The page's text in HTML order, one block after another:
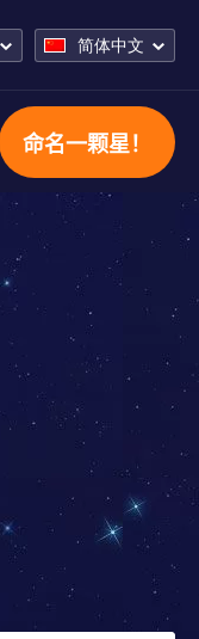
简体中文
命名一颗星！